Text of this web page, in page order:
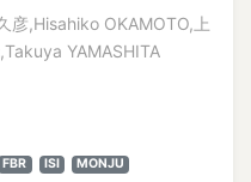
彦,Hisahiko OKAMOTO,上
YAMASHITA
FBR ISI
MONJU